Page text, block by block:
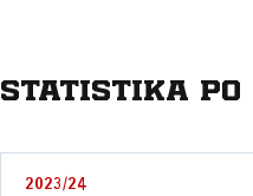
Statistika po
2023/24